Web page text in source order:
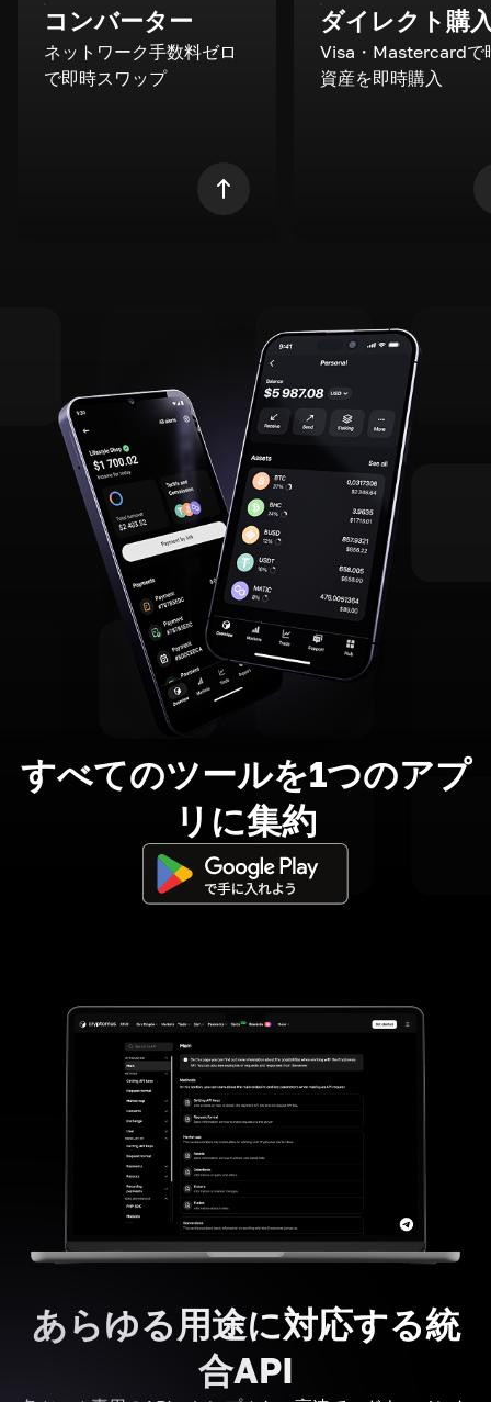
コンバーター
ネットワーク手数料ゼロ
で即時スワップ
ダイレクト購
Visa・Mastercardで
資産を即時購入
すべてのツールを1つのアプ
リに集約
あらゆる用途に対応する統
合API